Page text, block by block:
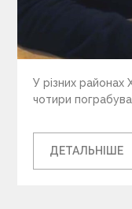
У різних районах
чотири
ДЕТАЛЬНІШЕ